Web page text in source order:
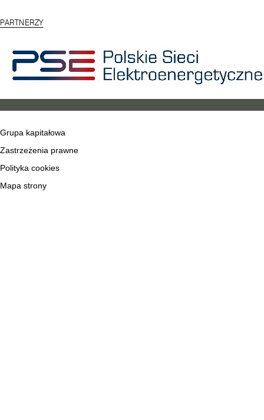
PARTNERZY
Grupa kapitałowa
Zastrzeżenia prawne
Polityka cookies
Mapa strony